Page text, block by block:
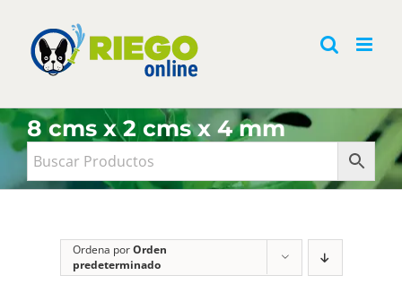
contenido
8 cms x 2 cms x 4 mm
Ordena porOrden
predeterminado